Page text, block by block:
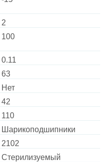
2
100
0.11
63
Нет
42
110
Шарикоподшипники
2102
Стерилизуемый